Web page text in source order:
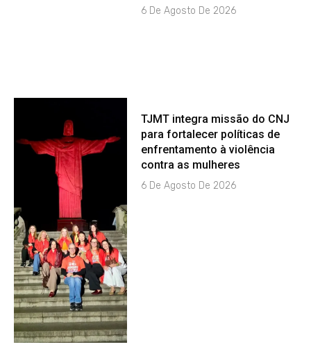
6 De Agosto De 2026
TJMT integra missão do CNJ
para fortalecer políticas de
enfrentamento à violência
contra as mulheres
6 De Agosto De 2026